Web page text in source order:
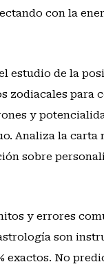
con la
estudio de la
zodiacales para
y
Analiza la carta
sobre
y errores
son
exactos. No